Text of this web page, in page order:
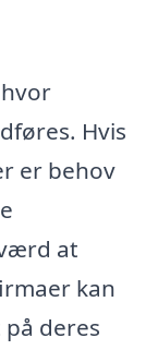
Hvis
er behov
at
kan
deres